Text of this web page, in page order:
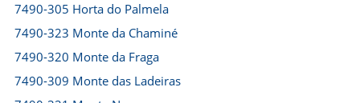
7490-305 Horta do Palmela
7490-323 Monte da Chaminé
7490-320 Monte da Fraga
7490-309 Monte das Ladeiras